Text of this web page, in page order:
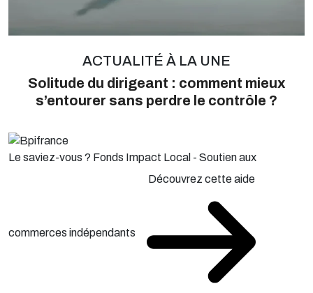
ACTUALITÉ À LA UNE
Solitude du dirigeant : comment mieux
s’entourer sans perdre le contrôle ?
Le saviez-vous ? Fonds Impact Local - Soutien aux
commerces indépendants
Découvrez cette aide